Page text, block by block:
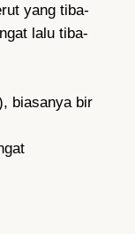
yang tiba-
lalu tiba-
biasanya bir